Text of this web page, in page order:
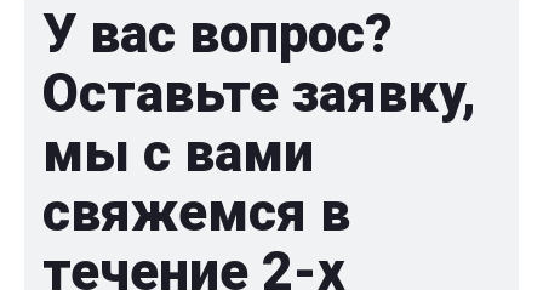
У вас вопрос?
Оставьте заявку,
мы с вами
свяжемся в
течение 2-x